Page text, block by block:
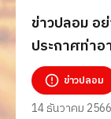
ข่าวปลอม อ
ประกาศท่า
ข่าวปลอม
14 ธันวาคม